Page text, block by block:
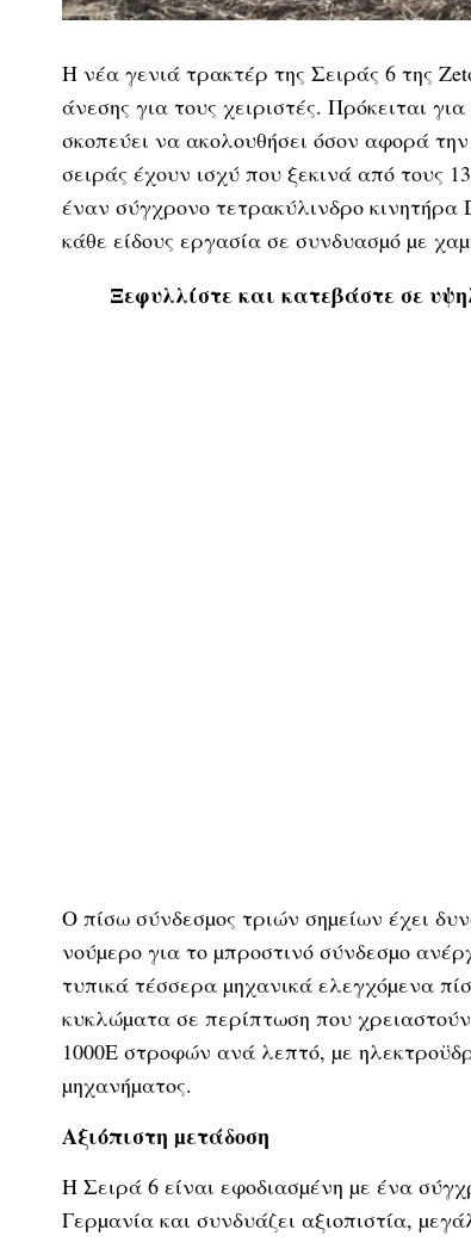
Η νέα γενιά τρακτέρ της Σειράς 6 της
άνεσης για τους χειριστές. Πρόκειται
σκοπεύει να ακολουθήσει όσον αφορά
σειράς έχουν ισχύ που ξεκινά από τους
έναν σύγχρονο τετρακύλινδρο κινητήρα
κάθε είδους εργασία σε συνδυασµό µε
Ξεφυλλίστε και κατεβάστε σε
Ο πίσω σύνδεσµος τριών σηµείων έχει
νούµερο για το µπροστινό σύνδεσµο
τυπικά τέσσερα µηχανικά ελεγχόµενα
κυκλώµατα σε περίπτωση που
1000Ε στροφών ανά λεπτό, µε
µηχανήµατος.
Αξιόπιστη µετάδοση
Η Σειρά 6 είναι εφοδιασµένη µε ένα
Γερµανία και συνδυάζει αξιοπιστία,